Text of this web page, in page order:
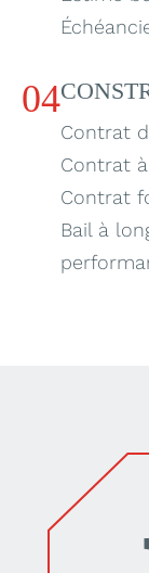
04
Contrat
Contrat
Contrat
Bail à